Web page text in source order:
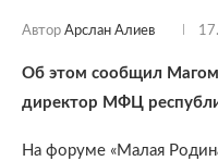
Автор Арслан Алиев
Об этом сообщил
директор МФЦ
На форуме «Малая